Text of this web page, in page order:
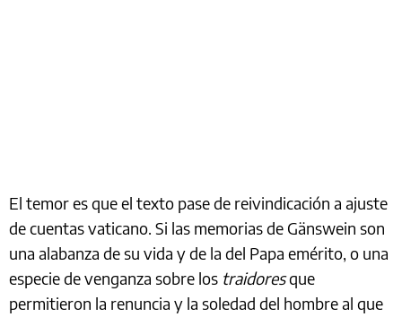
El temor es que el texto pase de reivindicación a ajuste
de cuentas vaticano. Si las memorias de Gänswein son
una alabanza de su vida y de la del Papa emérito, o una
especie de venganza sobre los traidoresque
permitieron la renuncia y la soledad del hombre al que